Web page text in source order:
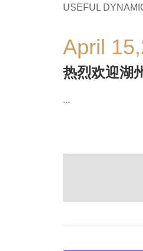
USEFUL
April
热烈欢迎湖
...